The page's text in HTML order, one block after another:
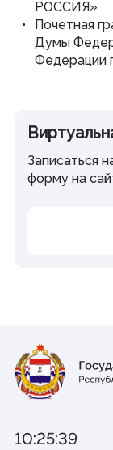
РОССИЯ»
Почетная
Думы
Федерации
Записаться
форму на
10:25:39